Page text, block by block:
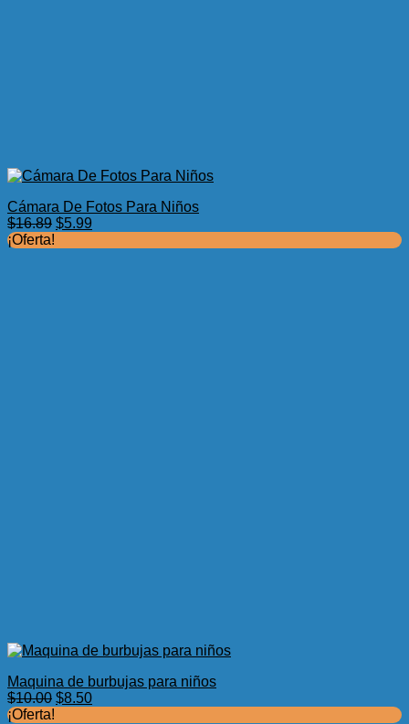
Cámara De Fotos Para Niños
$16.89 El
$5.99
¡Oferta!
Maquina de burbujas para niños
$10.00 El
$8.50El
¡Oferta!